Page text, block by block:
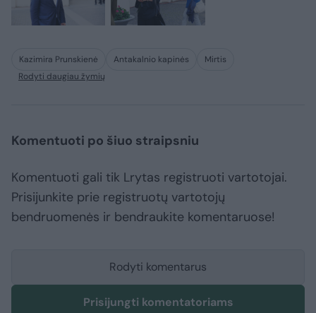
Kazimira Prunskienė Antakalnio kapinės
Mirtis
Rodyti daugiau žymių
Komentuoti po šiuo straipsniu
Komentuoti gali tik Lrytas registruoti vartotojai.
Prisijunkite prie registruotų vartotojų
bendruomenės ir bendraukite komentaruose!
Rodyti komentarus
Prisijungti komentatoriams